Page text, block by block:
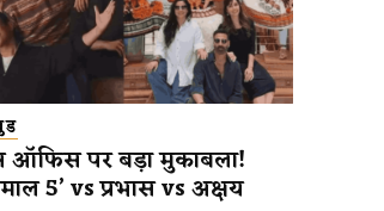
ऑफिस पर बड़ा मुकाबला!
5’ vs प्रभास vs अक्षय